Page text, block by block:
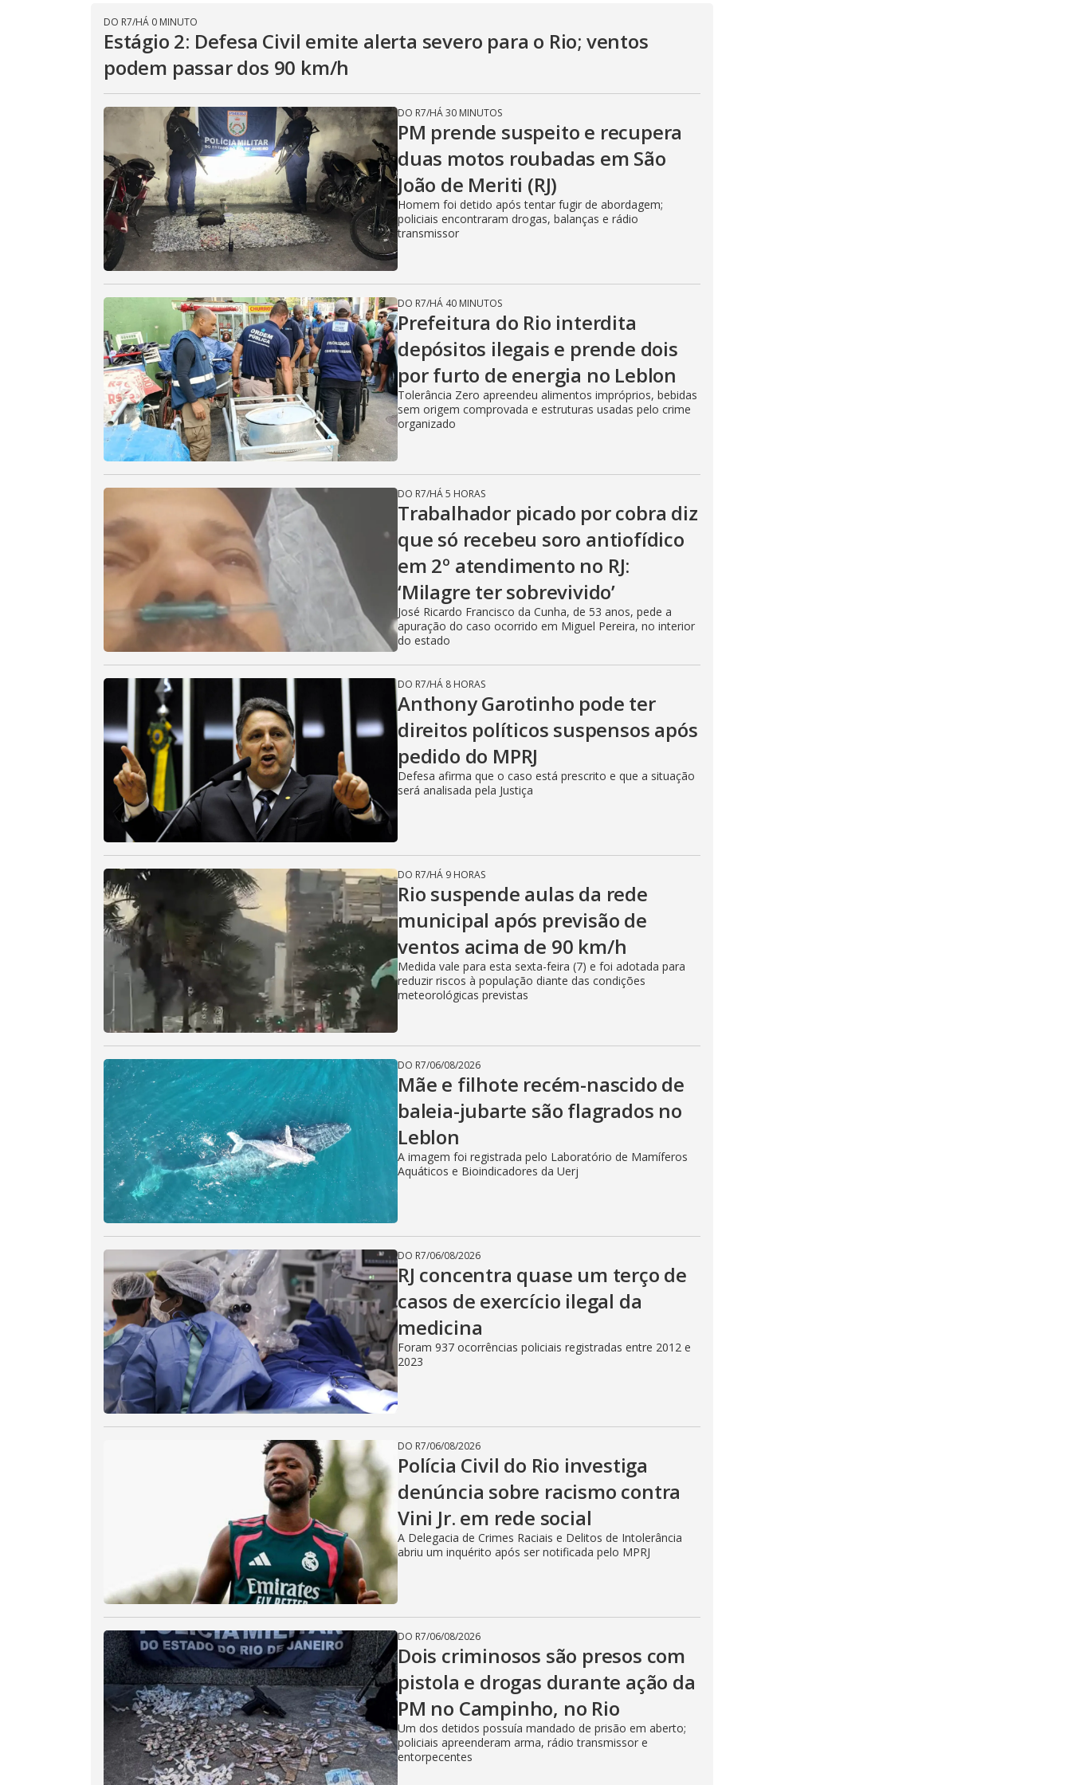
V
i
d
e
o
DO R7/HÁ 0 MINUTO
Estágio 2: Defesa Civil emite alerta severo para o Rio; ventos
podem passar dos 90 km/h
DO R7/HÁ 30 MINUTOS
PM prende suspeito e recupera
duas motos roubadas em São
João de Meriti (RJ)
Homem foi detido após tentar fugir de abordagem;
policiais encontraram drogas, balanças e rádio
transmissor
DO R7/HÁ 40 MINUTOS
Prefeitura do Rio interdita
depósitos ilegais e prende dois
por furto de energia no Leblon
Tolerância Zero apreendeu alimentos impróprios, bebidas
sem origem comprovada e estruturas usadas pelo crime
organizado
DO R7/HÁ 5 HORAS
Trabalhador picado por cobra diz
que só recebeu soro antiofídico
em 2º atendimento no RJ:
‘Milagre ter sobrevivido’
José Ricardo Francisco da Cunha, de 53 anos, pede a
apuração do caso ocorrido em Miguel Pereira, no interior
do estado
DO R7/HÁ 8 HORAS
Anthony Garotinho pode ter
direitos políticos suspensos após
pedido do MPRJ
Defesa afirma que o caso está prescrito e que a situação
será analisada pela Justiça
DO R7/HÁ 9 HORAS
Rio suspende aulas da rede
municipal após previsão de
ventos acima de 90 km/h
Medida vale para esta sexta-feira (7) e foi adotada para
reduzir riscos à população diante das condições
meteorológicas previstas
DO R7/06/08/2026
Mãe e filhote recém-nascido de
baleia-jubarte são flagrados no
Leblon
A imagem foi registrada pelo Laboratório de Mamíferos
Aquáticos e Bioindicadores da Uerj
DO R7/06/08/2026
RJ concentra quase um terço de
casos de exercício ilegal da
medicina
Foram 937 ocorrências policiais registradas entre 2012 e
2023
DO R7/06/08/2026
Polícia Civil do Rio investiga
denúncia sobre racismo contra
Vini Jr. em rede social
A Delegacia de Crimes Raciais e Delitos de Intolerância
abriu um inquérito após ser notificada pelo MPRJ
DO R7/06/08/2026
Dois criminosos são presos com
pistola e drogas durante ação da
PM no Campinho, no Rio
Um dos detidos possuía mandado de prisão em aberto;
policiais apreenderam arma, rádio transmissor e
entorpecentes